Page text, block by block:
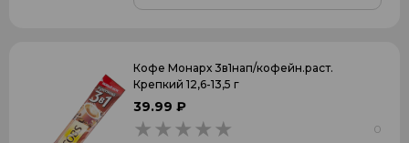
Кофе Монарх 3в1нап/кофейн.раст.
Крепкий 12,6-13,5 г
39.99 ₽
0